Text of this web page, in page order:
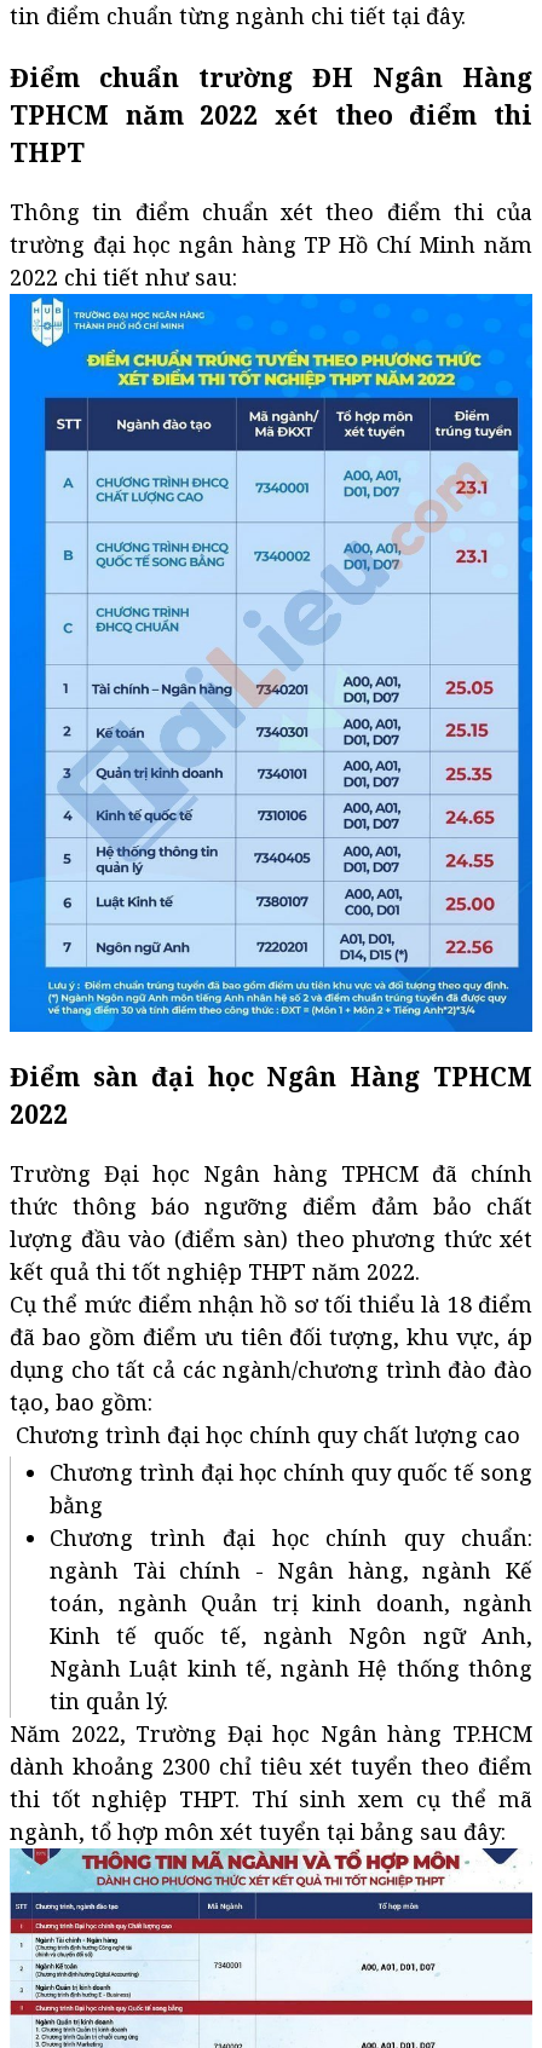
tin điểm chuẩn từng ngành chi tiết tại đây.
Điểm chuẩn trường ĐH Ngân Hàng
TPHCM năm 2022 xét theo điểm thi
THPT
Thông tin điểm chuẩn xét theo điểm thi của
trường đại học ngân hàng TP Hồ Chí Minh năm
2022 chi tiết như sau:
Điểm sàn đại học Ngân Hàng TPHCM
2022
Trường Đại học Ngân hàng TPHCM đã chính
thức thông báo ngưỡng điểm đảm bảo chất
lượng đầu vào (điểm sàn) theo phương thức xét
kết quả thi tốt nghiệp THPT năm 2022.
Cụ thể mức điểm nhận hồ sơ tối thiểu là 18 điểm
đã bao gồm điểm ưu tiên đối tượng, khu vực, áp
dụng cho tất cả các ngành/chương trình đào đào
tạo, bao gồm:
Chương trình đại học chính quy chất lượng cao
Chương trình đại học chính quy quốc tế song
bằng
Chương trình đại học chính quy chuẩn:
ngành Tài chính - Ngân hàng, ngành Kế
toán, ngành Quản trị kinh doanh, ngành
Kinh tế quốc tế, ngành Ngôn ngữ Anh,
Ngành Luật kinh tế, ngành Hệ thống thông
tin quản lý.
Năm 2022, Trường Đại học Ngân hàng TP.HCM
dành khoảng 2300 chỉ tiêu xét tuyển theo điểm
thi tốt nghiệp THPT. Thí sinh xem cụ thể mã
ngành, tổ hợp môn xét tuyển tại bảng sau đây: